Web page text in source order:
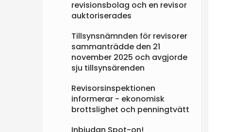
revisionsbolag och en revisor
auktoriserades
Tillsynsnämnden för revisorer
sammanträdde den 21
november 2025 och avgjorde
sju tillsynsärenden
Revisorsinspektionen
informerar - ekonomisk
brottslighet och penningtvätt